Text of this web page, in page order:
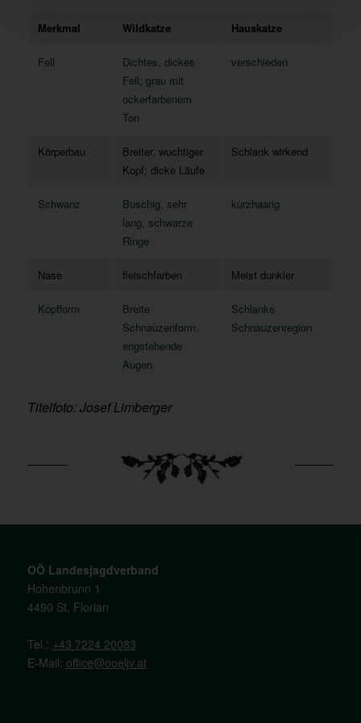
Merkmal Wildkatze Hauskatze
Fell
Dichtes, dickes
Fell; grau mit
ockerfarbenem
Ton
verschieden
Körperbau
Breiter, wuchtiger
Kopf; dicke Läufe
Schlank wirkend
Schwanz
Buschig, sehr
lang, schwarze
Ringe
kurzhaarig
Nase fleischfarben Meist dunkler
Kopfform
Breite
Schnauzenform,
engstehende
Augen
Schlanke
Schnauzenregion
Titelfoto: Josef Limberger
OÖ Landesjagdverband
Hohenbrunn 1
4490 St. Florian
Tel.: +43 7224 20083
E-Mail: office@ooeljv.at